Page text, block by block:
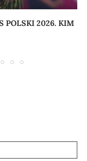
POLSKI 2026. KIM